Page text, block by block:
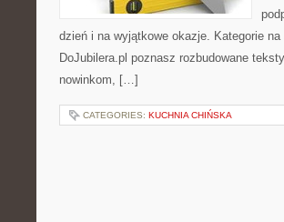
dzień i na wyjątkowe okazje. Kategorie
DoJubilera.pl poznasz rozbudowane
nowinkom, […]
CATEGORIES: KUCHNIA CHIŃSKA